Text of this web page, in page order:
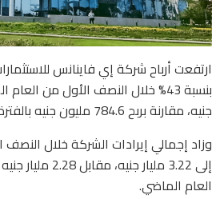
ارتفعت أرباح شركة إي فاينانس
جنيه، مقارنة بربح 784.6 مليون جنيه بالفترة المقارنة من 2024.
وزاد إجمالي إيرادات الشركة خلال
إلى 3.22 مليار
العام الماضي.